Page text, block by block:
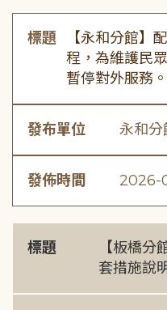
標題
【永和分館】
程，為維護民
暫停對外服務。
發布單位 永和分
發佈時間 2026-
標題
【板橋
套措施說